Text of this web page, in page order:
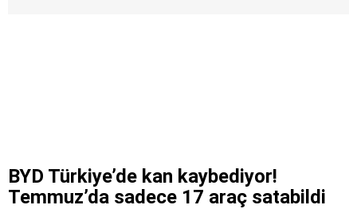
BYD Türkiye’de kan kaybediyor!
Temmuz’da sadece 17 araç satabildi